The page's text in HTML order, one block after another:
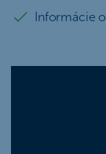
Informácie